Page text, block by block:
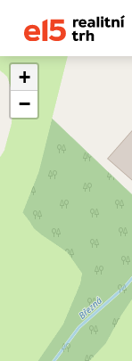
+
−